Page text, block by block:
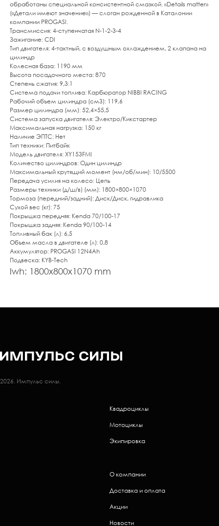
обработаны специальной консистентной смазкой. «Details matter»
(«Детали имеют значение») — слоган рожденной в Каталонии
компании PROGASI.
Трансмиссия: 4-ступенчатая N-1-2-3-4
Зажигание: CDI
Тип двигателя: 4-тактный, с воздушным охлаждением, 2 клапана на
цилиндр
Колесная база: 1190 мм
Высота посадочного места: 870
Степень сжатия: 9,3:1
Система подачи топлива: Карбюратор NIBBI RACING
Рабочий объем цилиндра (см3): 119,6
Размер цилиндра (мм): 52,4×55,5
Система запуска двигателя: Электро/Кикстартер
Максимальная нагрузка: 150 кг
Наличие ЭПТС: Нет
Тип техники: Питбайк
Модель двигателя: XY153FMI
Количество цилиндров: Один цилиндр
Максимальный крутящий момент (нм/об/мин): 10/5500
Передача усилия на колесо: Цепь
Размеры техники (д/ш/в) (мм): 1800×800×1070
Тормоза (передний/задний): Диск/Диск, гидравлика
Сухой вес (кг): 75
Покрышка передняя: Kenda 70/100-17
Покрышка задняя: Kenda 90/100-14
Топливный бак (л): 6,5
Объем масла в двигателе (л): 0,8
Аккумулятор: PROGASI 12N4Ah
Подвеска: KYB-Tech
lwh: 1800x800x1070 mm
2026. Импульс силы.
Квадроциклы
Мотоциклы
Экипировка
О компании
Доставка и оплата
Акции
Новости